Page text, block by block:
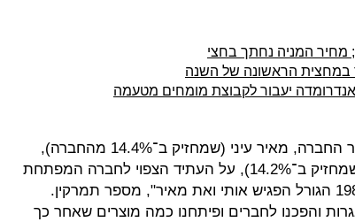
הראשונה של השנה
אנדרומדה יעבור לקבוצת מומחים מטעמה
בראיון ל"כלכליסט" מספרים יו"ר החברה, מאיר עיני (שמחזיק ב־14.4% מהחברה),
ומנכ"ל החברה, דובי תמרקין (שמחזיק ב־14.2%), על העתיד הצפוי לחברה המפתחת
קצף לטיפול בבעיות עור. "ב־1987 הגורל הפגיש אותי ואת מאיר", מספר תמרקין.
והפכנו לחברים ופיתחנו כמה מוצרים שאחר כך